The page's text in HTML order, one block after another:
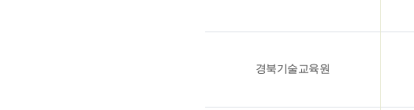
경북기술교육원